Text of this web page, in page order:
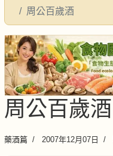
周公百歲酒
周公百歲酒
藥酒篇 2007年12月07日